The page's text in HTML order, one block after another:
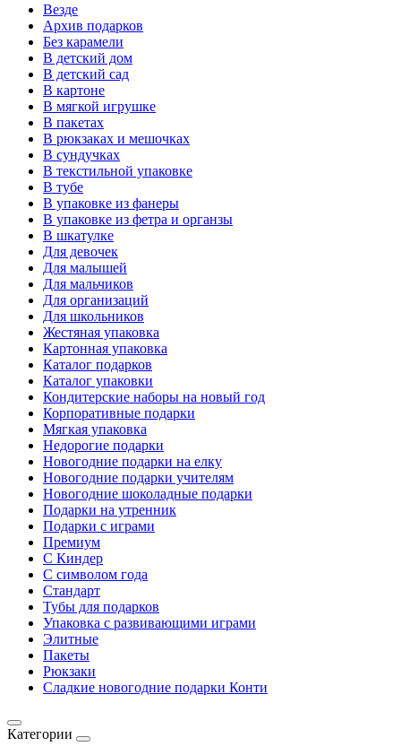
Везде
Архив подарков
Без карамели
В детский дом
В детский сад
В картоне
В мягкой игрушке
В пакетах
В рюкзаках и мешочках
В сундучках
В текстильной упаковке
В тубе
В упаковке из фанеры
В упаковке из фетра и органзы
В шкатулке
Для девочек
Для малышей
Для мальчиков
Для организаций
Для школьников
Жестяная упаковка
Картонная упаковка
Каталог подарков
Каталог упаковки
Кондитерские наборы на новый год
Корпоративные подарки
Мягкая упаковка
Недорогие подарки
Новогодние подарки на елку
Новогодние подарки учителям
Новогодние шоколадные подарки
Подарки на утренник
Подарки с играми
Премиум
С Киндер
С символом года
Стандарт
Тубы для подарков
Упаковка с развивающими играми
Элитные
Пакеты
Рюкзаки
Сладкие новогодние подарки Конти
Категории